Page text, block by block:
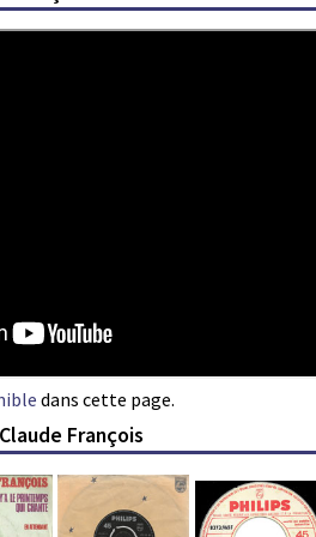
dans cette page.
François